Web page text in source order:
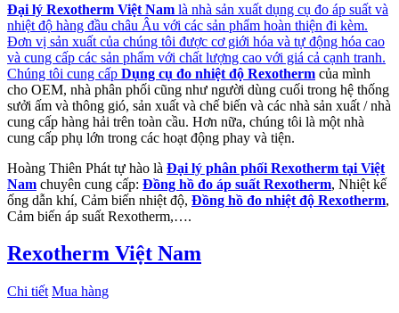
Đại lý Rexotherm Việt Nam là nhà sản xuất dụng cụ đo áp suất và
nhiệt độ hàng đầu châu Âu với các sản phẩm hoàn thiện đi kèm.
Đơn vị sản xuất của chúng tôi được cơ giới hóa và tự động hóa cao
và cung cấp các sản phẩm với chất lượng cao với giá cả cạnh tranh.
Chúng tôi cung cấp Dụng cụ đo nhiệt độ Rexotherm của mình
cho OEM, nhà phân phối cũng như người dùng cuối trong hệ thống
sưởi ấm và thông gió, sản xuất và chế biến và các nhà sản xuất / nhà
cung cấp hàng hải trên toàn cầu. Hơn nữa, chúng tôi là một nhà
cung cấp phụ lớn trong các hoạt động phay và tiện.
Hoàng Thiên Phát tự hào là Đại lý phân phối Rexotherm tại Việt
Nam chuyên cung cấp: Đồng hồ đo áp suất Rexotherm, Nhiệt kế
ống dẫn khí, Cảm biến nhiệt độ, Đồng hồ đo nhiệt độ Rexotherm,
Cảm biến áp suất Rexotherm,….
Rexotherm Việt Nam
Chi tiết Mua hàng